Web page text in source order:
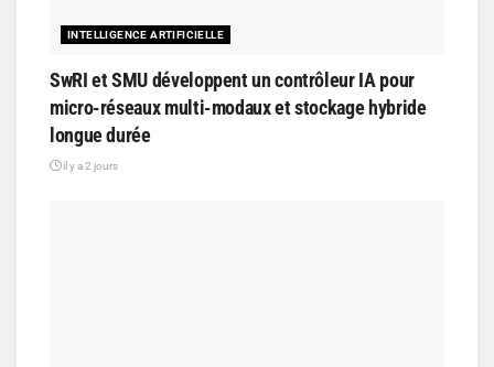
INTELLIGENCE ARTIFICIELLE
SwRI et SMU développent un contrôleur IA pour
micro-réseaux multi-modaux et stockage hybride
longue durée
il y a 2 jours